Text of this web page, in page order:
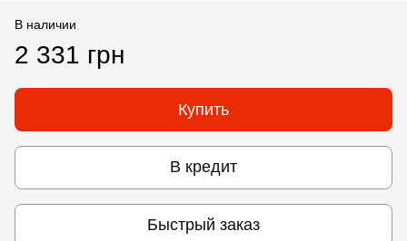
В наличии
2 331 грн
Купить
В кредит
Быстрый заказ